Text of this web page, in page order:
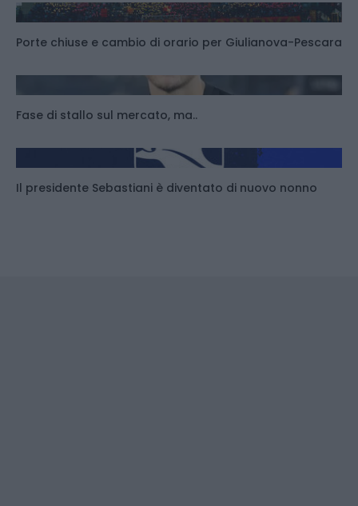
Porte chiuse e cambio di orario per Giulianova-Pescara
Fase di stallo sul mercato, ma..
Il presidente Sebastiani è diventato di nuovo nonno